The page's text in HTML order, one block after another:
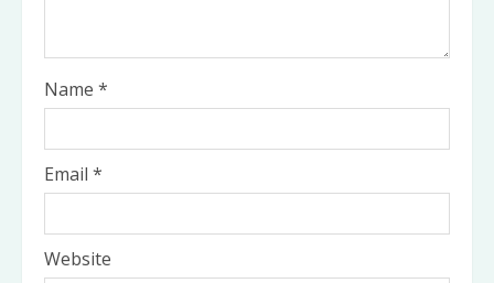
Name *
Email *
Website